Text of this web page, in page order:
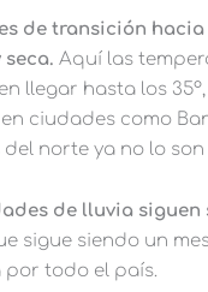
de transición
seca. Aquí las
llegar hasta los 35º,
ciudades como
del norte ya no lo
de lluvia siguen
sigue siendo un
todo el país.